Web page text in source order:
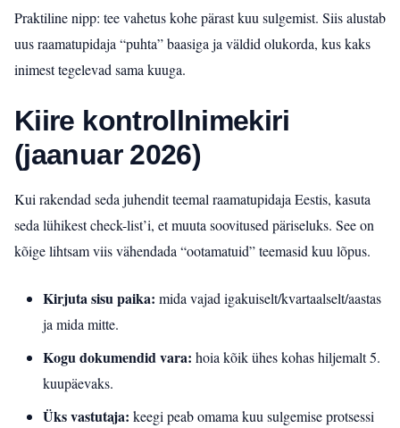
Praktiline nipp: tee vahetus kohe pärast kuu sulgemist. Siis alustab
uus raamatupidaja “puhta” baasiga ja väldid olukorda, kus kaks
inimest tegelevad sama kuuga.
Kiire kontrollnimekiri
(jaanuar 2026)
Kui rakendad seda juhendit teemal raamatupidaja Eestis, kasuta
seda lühikest check-list’i, et muuta soovitused päriseluks. See on
kõige lihtsam viis vähendada “ootamatuid” teemasid kuu lõpus.
Kirjuta sisu paika: mida vajad igakuiselt/kvartaalselt/aastas
ja mida mitte.
Kogu dokumendid vara: hoia kõik ühes kohas hiljemalt 5.
kuupäevaks.
Üks vastutaja: keegi peab omama kuu sulgemise protsessi